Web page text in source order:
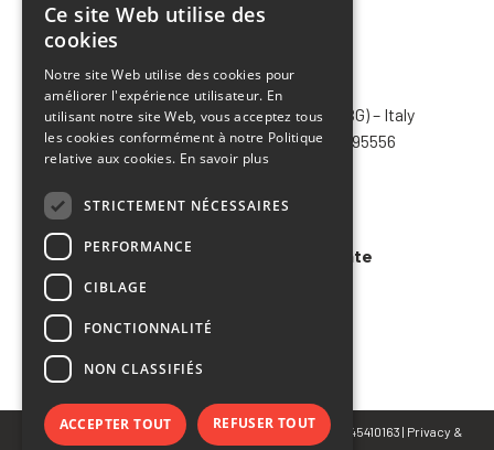
CHIMIVER PANSERI S.p.A.
Via Bergamo, 1401 – 24030 Pontida (BG) – Italy
Tel.+39 035 795031– Fax +39 035 795556
info@chimiver.com
Faq
Conditions générales de vente
© Copyright 2023 CHIMIVER PANSERI S.p.A. | P.IVA 02745410163 | Privacy &
SPANISH
Ce site Web utilise des
cookies
Notre site Web utilise des cookies pour
améliorer l'expérience utilisateur. En
utilisant notre site Web, vous acceptez tous
les cookies conformément à notre Politique
relative aux cookies. En savoir plus
STRICTEMENT NÉCESSAIRES
PERFORMANCE
CIBLAGE
FONCTIONNALITÉ
NON CLASSIFIÉS
ACCEPTER TOUT REFUSER TOUT